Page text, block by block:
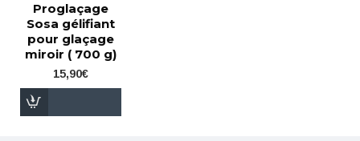
Proglaçage
Sosa gélifiant
pour glaçage
miroir ( 700 g)
15,90€